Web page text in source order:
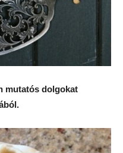
mutatós dolgokat